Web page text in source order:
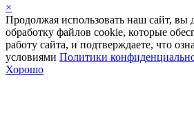
×
Продолжая использовать наш сайт, вы
обработку файлов cookie, которые
работу сайта, и подтверждаете, что
условиями Политики
Хорошо